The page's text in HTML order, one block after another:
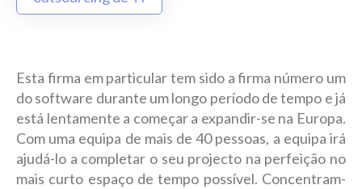
Esta firma em particular tem sido a firma número um
do software durante um longo período de tempo e já
está lentamente a começar a expandir-se na Europa.
Com uma equipa de mais de 40 pessoas, a equipa irá
ajudá-lo a completar o seu projecto na perfeição no
mais curto espaço de tempo possível. Concentram-